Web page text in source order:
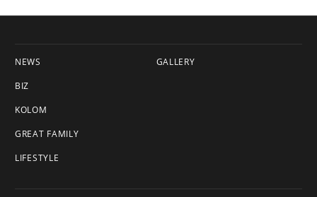
NEWS
BIZ
KOLOM
GREAT FAMILY
LIFESTYLE
GALLERY